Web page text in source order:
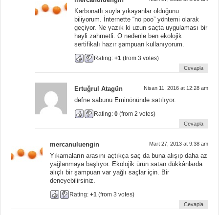
Karbonatlı suyla yıkayanlar olduğunu
biliyorum. İnternette “no poo” yöntemi olarak
geçiyor. Ne yazık ki uzun saçta uygulaması bir
hayli zahmetli. O nedenle ben ekolojik
sertifikalı hazır şampuan kullanıyorum.
Rating:+1 (from 3 votes)
Cevapla
Ertuğrul Atagün Nisan 11, 2016 at 12:28 am
defne sabunu Eminönünde satılıyor.
Rating:0 (from 2 votes)
Cevapla
mercanuluengin Mart 27, 2013 at 9:38 am
Yıkamaların arasını açtıkça saç da buna alışıp daha az
yağlanmaya başlıyor. Ekolojik ürün satan dükkânlarda
alıçlı bir şampuan var yağlı saçlar için. Bir
deneyebilirsiniz.
Rating:+1 (from 3 votes)
Cevapla